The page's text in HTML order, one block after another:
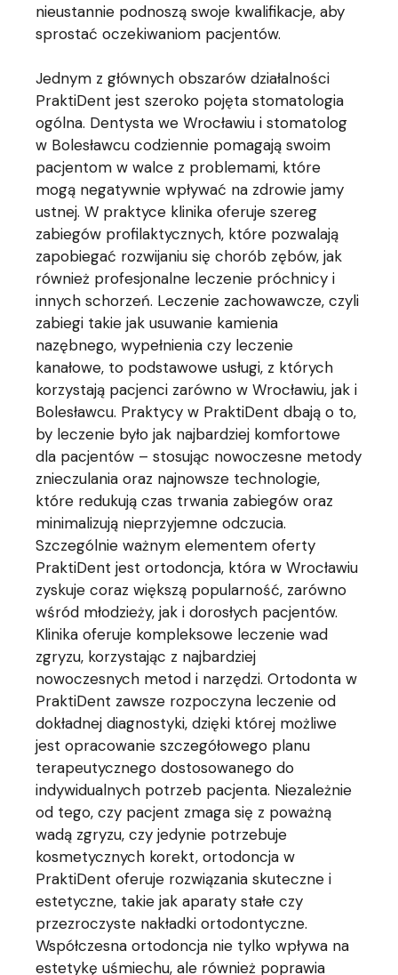
nieustannie podnoszą swoje kwalifikacje, aby
sprostać oczekiwaniom pacjentów.
Jednym z głównych obszarów działalności
PraktiDent jest szeroko pojęta stomatologia
ogólna. Dentysta we Wrocławiu i stomatolog
w Bolesławcu codziennie pomagają swoim
pacjentom w walce z problemami, które
mogą negatywnie wpływać na zdrowie jamy
ustnej. W praktyce klinika oferuje szereg
zabiegów profilaktycznych, które pozwalają
zapobiegać rozwijaniu się chorób zębów, jak
również profesjonalne leczenie próchnicy i
innych schorzeń. Leczenie zachowawcze, czyli
zabiegi takie jak usuwanie kamienia
nazębnego, wypełnienia czy leczenie
kanałowe, to podstawowe usługi, z których
korzystają pacjenci zarówno w Wrocławiu, jak i
Bolesławcu. Praktycy w PraktiDent dbają o to,
by leczenie było jak najbardziej komfortowe
dla pacjentów – stosując nowoczesne metody
znieczulania oraz najnowsze technologie,
które redukują czas trwania zabiegów oraz
minimalizują nieprzyjemne odczucia.
Szczególnie ważnym elementem oferty
PraktiDent jest ortodoncja, która w Wrocławiu
zyskuje coraz większą popularność, zarówno
wśród młodzieży, jak i dorosłych pacjentów.
Klinika oferuje kompleksowe leczenie wad
zgryzu, korzystając z najbardziej
nowoczesnych metod i narzędzi. Ortodonta w
PraktiDent zawsze rozpoczyna leczenie od
dokładnej diagnostyki, dzięki której możliwe
jest opracowanie szczegółowego planu
terapeutycznego dostosowanego do
indywidualnych potrzeb pacjenta. Niezależnie
od tego, czy pacjent zmaga się z poważną
wadą zgryzu, czy jedynie potrzebuje
kosmetycznych korekt, ortodoncja w
PraktiDent oferuje rozwiązania skuteczne i
estetyczne, takie jak aparaty stałe czy
przezroczyste nakładki ortodontyczne.
Współczesna ortodoncja nie tylko wpływa na
estetykę uśmiechu, ale również poprawia